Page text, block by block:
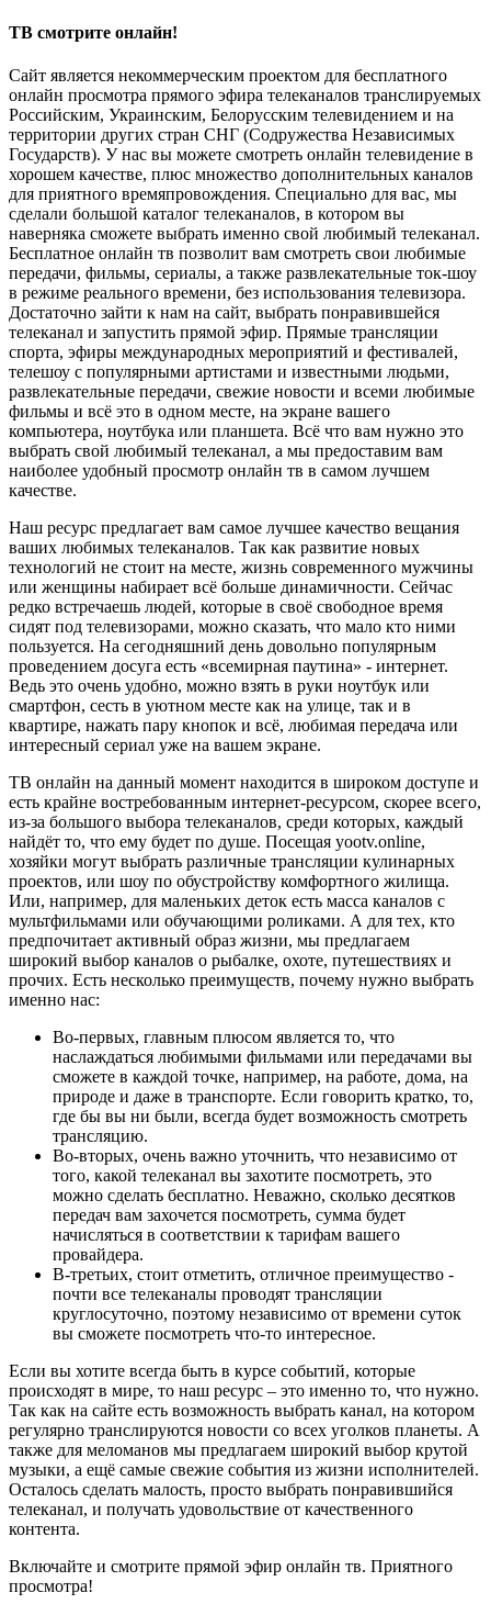
ТВ смотрите онлайн!
Сайт является некоммерческим проектом для бесплатного
онлайн просмотра прямого эфира телеканалов транслируемых
Российским, Украинским, Белорусским телевидением и на
территории других стран СНГ (Содружества Независимых
Государств). У нас вы можете смотреть онлайн телевидение в
хорошем качестве, плюс множество дополнительных каналов
для приятного времяпровождения. Специально для вас, мы
сделали большой каталог телеканалов, в котором вы
наверняка сможете выбрать именно свой любимый телеканал.
Бесплатное онлайн тв позволит вам смотреть свои любимые
передачи, фильмы, сериалы, а также развлекательные ток-шоу
в режиме реального времени, без использования телевизора.
Достаточно зайти к нам на сайт, выбрать понравившейся
телеканал и запустить прямой эфир. Прямые трансляции
спорта, эфиры международных мероприятий и фестивалей,
телешоу с популярными артистами и известными людьми,
развлекательные передачи, свежие новости и всеми любимые
фильмы и всё это в одном месте, на экране вашего
компьютера, ноутбука или планшета. Всё что вам нужно это
выбрать свой любимый телеканал, а мы предоставим вам
наиболее удобный просмотр онлайн тв в самом лучшем
качестве.
Наш ресурс предлагает вам самое лучшее качество вещания
ваших любимых телеканалов. Так как развитие новых
технологий не стоит на месте, жизнь современного мужчины
или женщины набирает всё больше динамичности. Сейчас
редко встречаешь людей, которые в своё свободное время
сидят под телевизорами, можно сказать, что мало кто ними
пользуется. На сегодняшний день довольно популярным
проведением досуга есть «всемирная паутина» - интернет.
Ведь это очень удобно, можно взять в руки ноутбук или
смартфон, сесть в уютном месте как на улице, так и в
квартире, нажать пару кнопок и всё, любимая передача или
интересный сериал уже на вашем экране.
ТВ онлайн на данный момент находится в широком доступе и
есть крайне востребованным интернет-ресурсом, скорее всего,
из-за большого выбора телеканалов, среди которых, каждый
найдёт то, что ему будет по душе. Посещая yootv.online,
хозяйки могут выбрать различные трансляции кулинарных
проектов, или шоу по обустройству комфортного жилища.
Или, например, для маленьких деток есть масса каналов с
мультфильмами или обучающими роликами. А для тех, кто
предпочитает активный образ жизни, мы предлагаем
широкий выбор каналов о рыбалке, охоте, путешествиях и
прочих. Есть несколько преимуществ, почему нужно выбрать
именно нас:
Во-первых, главным плюсом является то, что
наслаждаться любимыми фильмами или передачами вы
сможете в каждой точке, например, на работе, дома, на
природе и даже в транспорте. Если говорить кратко, то,
где бы вы ни были, всегда будет возможность смотреть
трансляцию.
Во-вторых, очень важно уточнить, что независимо от
того, какой телеканал вы захотите посмотреть, это
можно сделать бесплатно. Неважно, сколько десятков
передач вам захочется посмотреть, сумма будет
начисляться в соответствии к тарифам вашего
провайдера.
В-третьих, стоит отметить, отличное преимущество -
почти все телеканалы проводят трансляции
круглосуточно, поэтому независимо от времени суток
вы сможете посмотреть что-то интересное.
Если вы хотите всегда быть в курсе событий, которые
происходят в мире, то наш ресурс – это именно то, что нужно.
Так как на сайте есть возможность выбрать канал, на котором
регулярно транслируются новости со всех уголков планеты. А
также для меломанов мы предлагаем широкий выбор крутой
музыки, а ещё самые свежие события из жизни исполнителей.
Осталось сделать малость, просто выбрать понравившийся
телеканал, и получать удовольствие от качественного
контента.
Включайте и смотрите прямой эфир онлайн тв. Приятного
просмотра!